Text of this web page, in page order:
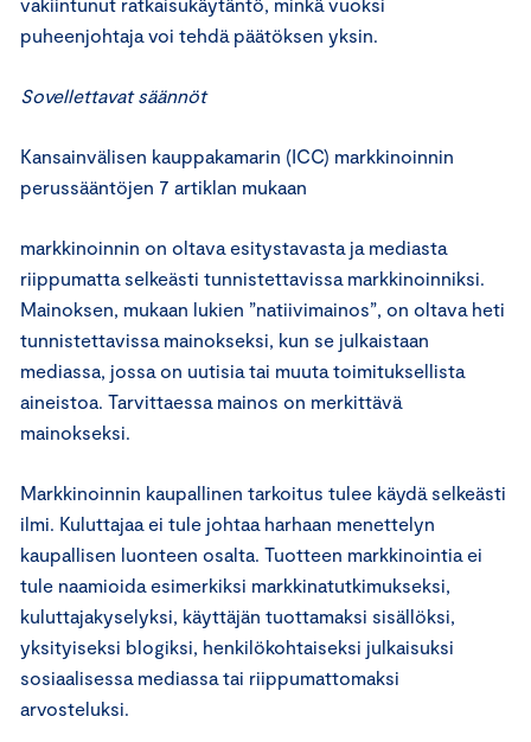
puheenjohtaja voi tehdä päätöksen yksin.
Sovellettavat säännöt
Kansainvälisen kauppakamarin (ICC) markkinoinnin
perussääntöjen 7 artiklan mukaan
markkinoinnin on oltava esitystavasta ja mediasta
riippumatta selkeästi tunnistettavissa markkinoinniksi.
Mainoksen, mukaan lukien ”natiivimainos”, on oltava heti
tunnistettavissa mainokseksi, kun se julkaistaan
mediassa, jossa on uutisia tai muuta toimituksellista
aineistoa. Tarvittaessa mainos on merkittävä
mainokseksi.
Markkinoinnin kaupallinen tarkoitus tulee käydä selkeästi
ilmi. Kuluttajaa ei tule johtaa harhaan menettelyn
kaupallisen luonteen osalta. Tuotteen markkinointia ei
tule naamioida esimerkiksi markkinatutkimukseksi,
kuluttajakyselyksi, käyttäjän tuottamaksi sisällöksi,
yksityiseksi blogiksi, henkilökohtaiseksi julkaisuksi
sosiaalisessa mediassa tai riippumattomaksi
arvosteluksi.